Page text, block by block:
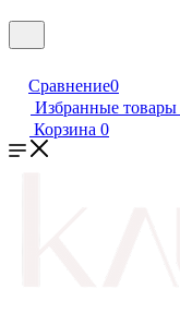
Сравнение0
Избранные товары
Корзина 0